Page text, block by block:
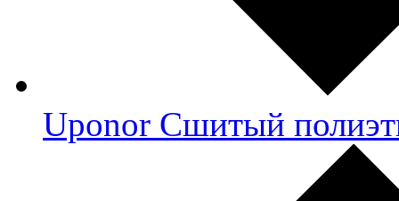
Uponor Сшитый